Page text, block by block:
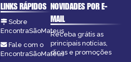
LINKS RÁPIDOS
Sobre
EncontraSãoMateus
Fale com o
EncontraSãoMateus
NOVIDADES POR E-
MAIL
Receba grátis as
principais notícias,
dicas e promoções